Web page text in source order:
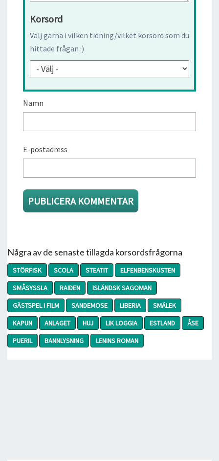
Korsord
Välj gärna i vilken tidning/vilket korsord som du
hittade frågan :)
Namn
E-postadress
Några av de senaste tillagda korsordsfrågorna
STÖRFISK SCOLA STEATIT
ELFENBENSKUSTEN
SMÅSYSSLA
RAIDEN
ISLÄNDSK SAGOMAN
GÄSTSPEL I FILM
SANDEMOSE LIBERIA
SMÄLEK
KAPUN
ANLAGET HUJ LIK LOGGIA ESTLAND
ÅSE
PUERIL
BANNLYSNING LENINS ROMAN